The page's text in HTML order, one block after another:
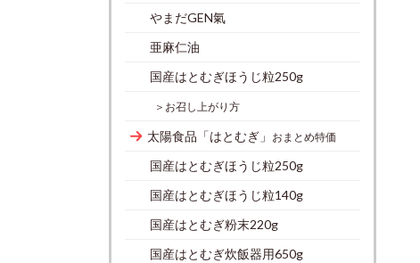
やまだGEN氣
亜麻仁油
国産はとむぎほうじ粒250g
＞お召し上がり方
太陽食品「はとむぎ」 おまとめ特価
国産はとむぎほうじ粒250g
国産はとむぎほうじ粒140g
国産はとむぎ粉末220g
国産はとむぎ炊飯器用650g